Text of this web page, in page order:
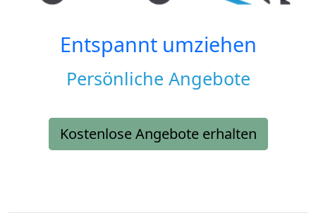
Entspannt umziehen
Persönliche Angebote
Kostenlose Angebote erhalten